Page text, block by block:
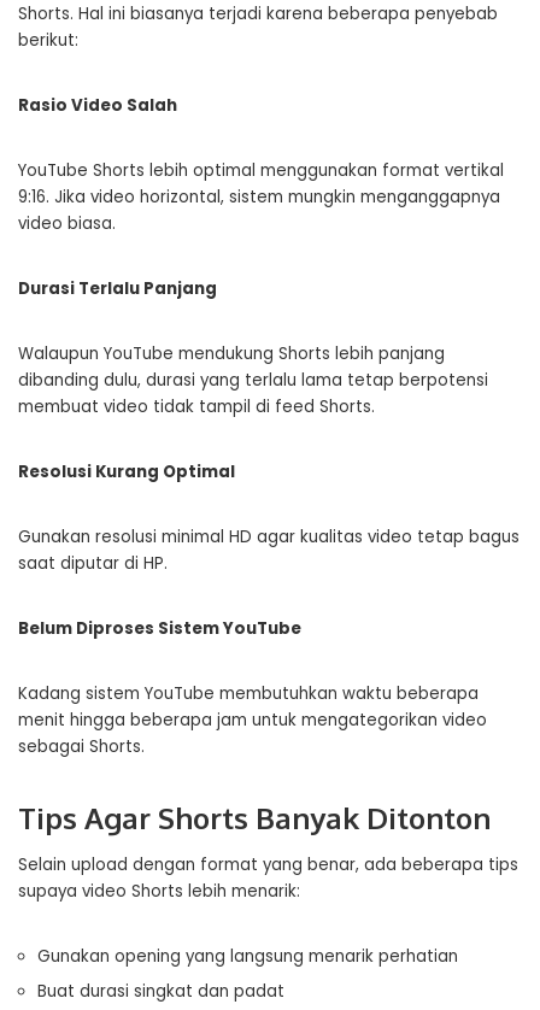
Shorts. Hal ini biasanya terjadi karena beberapa penyebab
berikut:
Rasio Video Salah
YouTube Shorts lebih optimal menggunakan format vertikal
9:16. Jika video horizontal, sistem mungkin menganggapnya
video biasa.
Durasi Terlalu Panjang
Walaupun YouTube mendukung Shorts lebih panjang
dibanding dulu, durasi yang terlalu lama tetap berpotensi
membuat video tidak tampil di feed Shorts.
Resolusi Kurang Optimal
Gunakan resolusi minimal HD agar kualitas video tetap bagus
saat diputar di HP.
Belum Diproses Sistem YouTube
Kadang sistem YouTube membutuhkan waktu beberapa
menit hingga beberapa jam untuk mengategorikan video
sebagai Shorts.
Tips Agar Shorts Banyak Ditonton
Selain upload dengan format yang benar, ada beberapa tips
supaya video Shorts lebih menarik:
Gunakan opening yang langsung menarik perhatian
Buat durasi singkat dan padat